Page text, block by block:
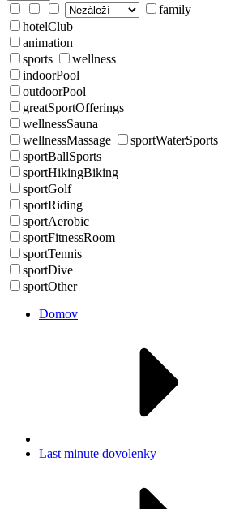
family
hotelClub
animation
sports
wellness
indoorPool
outdoorPool
greatSportOfferings
wellnessSauna
wellnessMassage
sportWaterSports
sportBallSports
sportHikingBiking
sportGolf
sportRiding
sportAerobic
sportFitnessRoom
sportTennis
sportDive
sportOther
Domov
Last minute dovolenky